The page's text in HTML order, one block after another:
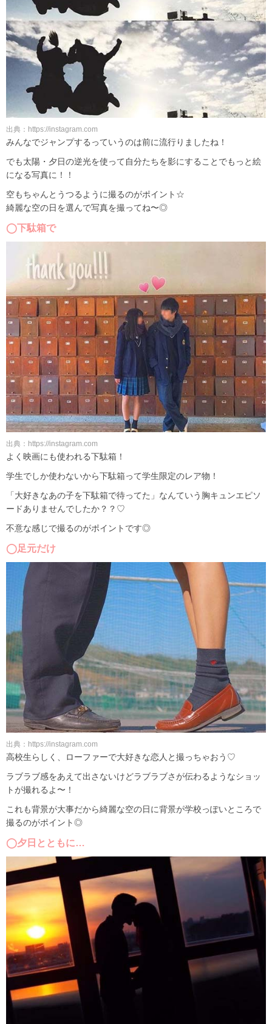
出典：https://instagram.com
みんなでジャンプするっていうのは前に流行りましたね！
でも太陽・夕日の逆光を使って自分たちを影にすることでもっと絵
になる写真に！！
空もちゃんとうつるように撮るのがポイント☆
綺麗な空の日を選んで写真を撮ってね〜◎
◯下駄箱で
出典：https://instagram.com
よく映画にも使われる下駄箱！
学生でしか使わないから下駄箱って学生限定のレア物！
「大好きなあの子を下駄箱で待ってた」なんていう胸キュンエピソ
ードありませんでしたか？？♡
不意な感じで撮るのがポイントです◎
◯足元だけ
出典：https://instagram.com
高校生らしく、ローファーで大好きな恋人と撮っちゃおう♡
ラブラブ感をあえて出さないけどラブラブさが伝わるようなショッ
トが撮れるよ〜！
これも背景が大事だから綺麗な空の日に背景が学校っぽいところで
撮るのがポイント◎
◯夕日とともに…